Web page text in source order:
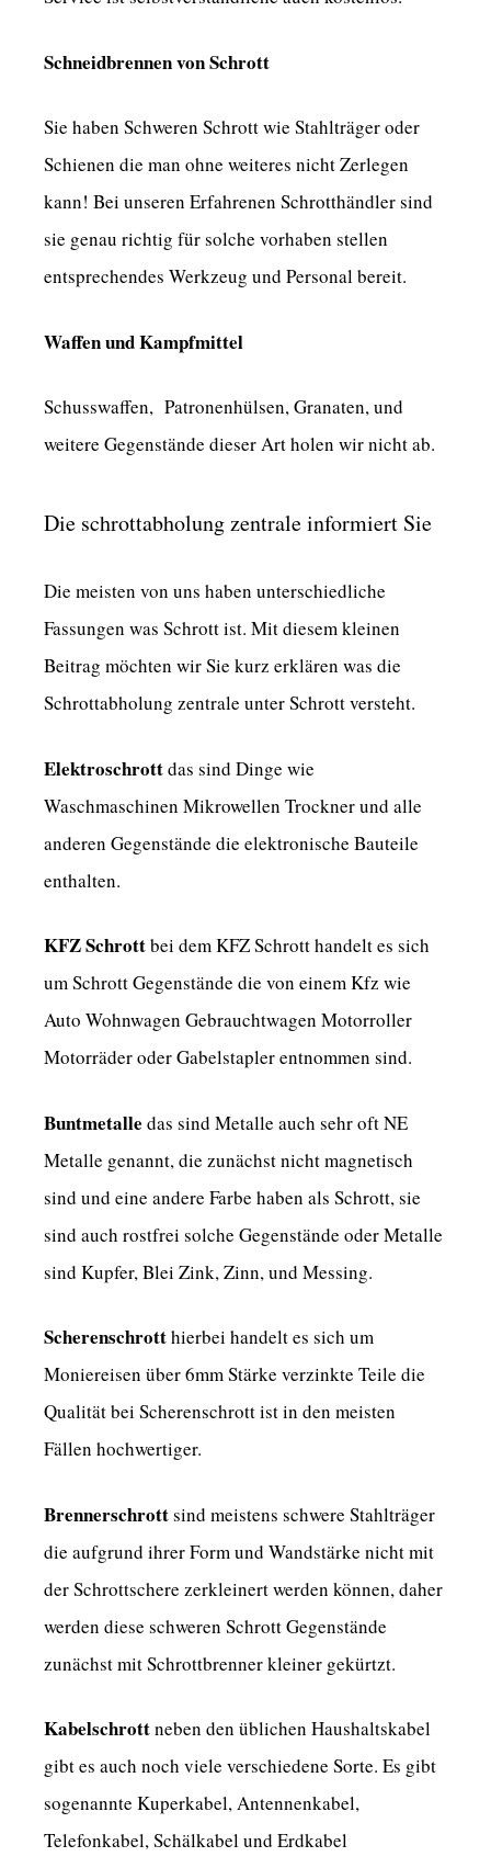
Schneidbrennen von Schrott
Sie haben Schweren Schrott wie Stahlträger oder
Schienen die man ohne weiteres nicht Zerlegen
kann! Bei unseren Erfahrenen Schrotthändler sind
sie genau richtig für solche vorhaben stellen
entsprechendes Werkzeug und Personal bereit.
Waffen und Kampfmittel
Schusswaffen, Patronenhülsen, Granaten, und
weitere Gegenstände dieser Art holen wir nicht ab.
Die schrottabholung zentrale informiert Sie
Die meisten von uns haben unterschiedliche
Fassungen was Schrott ist. Mit diesem kleinen
Beitrag möchten wir Sie kurz erklären was die
Schrottabholung zentrale unter Schrott versteht.
Elektroschrottdas sind Dinge wie
Waschmaschinen Mikrowellen Trockner und alle
anderen Gegenstände die elektronische Bauteile
enthalten.
KFZ Schrottbei dem KFZ Schrott handelt es sich
um Schrott Gegenstände die von einem Kfz wie
Auto Wohnwagen Gebrauchtwagen Motorroller
Motorräder oder Gabelstapler entnommen sind.
Buntmetalle das sind Metalle auch sehr oft NE
Metalle genannt, die zunächst nicht magnetisch
sind und eine andere Farbe haben als Schrott, sie
sind auch rostfrei solche Gegenstände oder Metalle
sind Kupfer, Blei Zink, Zinn, und Messing.
Scherenschrotthierbei handelt es sich um
Moniereisen über 6mm Stärke verzinkte Teile die
Qualität bei Scherenschrott ist in den meisten
Fällen hochwertiger.
Brennerschrottsind meistens schwere Stahlträger
die aufgrund ihrer Form und Wandstärke nicht mit
der Schrottschere zerkleinert werden können, daher
werden diese schweren Schrott Gegenstände
zunächst mit Schrottbrenner kleiner gekürtzt.
Kabelschrottneben den üblichen Haushaltskabel
gibt es auch noch viele verschiedene Sorte. Es gibt
sogenannte Kuperkabel, Antennenkabel,
Telefonkabel, Schälkabel und Erdkabel